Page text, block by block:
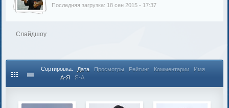
Последняя загрузка: 18 сен 2015 - 17:37
Слайдшоу
Сортировка: Дата Просмотры Рейтинг Комментарии
Имя
А-Я
Я-А